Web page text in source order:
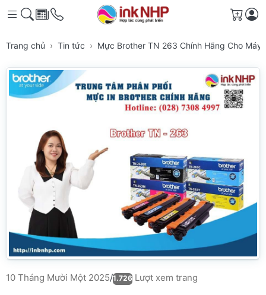
Giỏ
Trang chủ Tin tức Mực Brother TN 263 Chính Hãng Cho Máy
10 Tháng Mười Một 2025/1.726 Lượt xem trang